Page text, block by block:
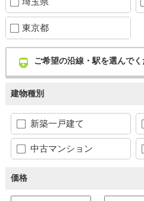
東京都
ご希望の沿線・駅を選んで
建物種別
新築一戸建て
中古マンション
価格